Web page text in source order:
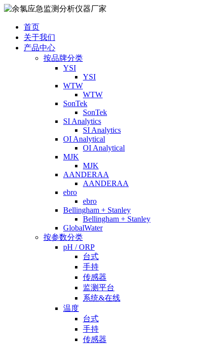
首页
关于我们
产品中心
按品牌分类
YSI
YSI
WTW
WTW
SonTek
SonTek
SI Analytics
SI Analytics
OI Analytical
OI Analytical
MJK
MJK
AANDERAA
AANDERAA
ebro
ebro
Bellingham + Stanley
Bellingham + Stanley
GlobalWater
按参数分类
pH / ORP
台式
手持
传感器
监测平台
系统&在线
温度
台式
手持
传感器